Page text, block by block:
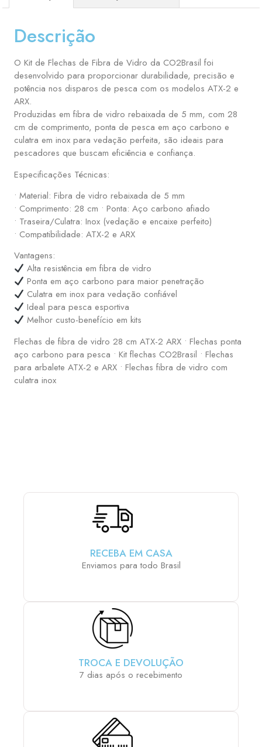
Descrição
O Kit de Flechas de Fibra de Vidro da CO2Brasil foi
desenvolvido para proporcionar durabilidade, precisão e
potência nos disparos de pesca com os modelos ATX-2 e
ARX.
Produzidas em fibra de vidro rebaixada de 5 mm, com 28
cm de comprimento, ponta de pesca em aço carbono e
culatra em inox para vedação perfeita, são ideais para
pescadores que buscam eficiência e confiança.
Especificações Técnicas:
• Material: Fibra de vidro rebaixada de 5 mm
• Comprimento: 28 cm • Ponta: Aço carbono afiado
• Traseira/Culatra: Inox (vedação e encaixe perfeito)
• Compatibilidade: ATX-2 e ARX
Vantagens:
Alta resistência em fibra de vidro
Ponta em aço carbono para maior penetração
Culatra em inox para vedação confiável
Ideal para pesca esportiva
Melhor custo-benefício em kits
Flechas de fibra de vidro 28 cm ATX-2 ARX • Flechas ponta
aço carbono para pesca • Kit flechas CO2Brasil • Flechas
para arbalete ATX-2 e ARX • Flechas fibra de vidro com
culatra inox
RECEBA EM CASA
Enviamos para todo Brasil
TROCA E DEVOLUÇÃO
7 dias após o recebimento